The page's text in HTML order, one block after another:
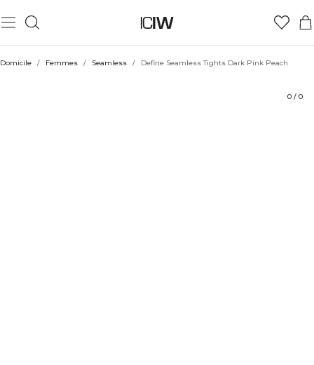
Domicile / Femmes / Seamless / Define Seamless Tights Dark Pink Peach
0 / 0